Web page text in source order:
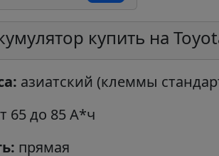
купить на
азиатский (клеммы
65 до 85 А*ч
прямая